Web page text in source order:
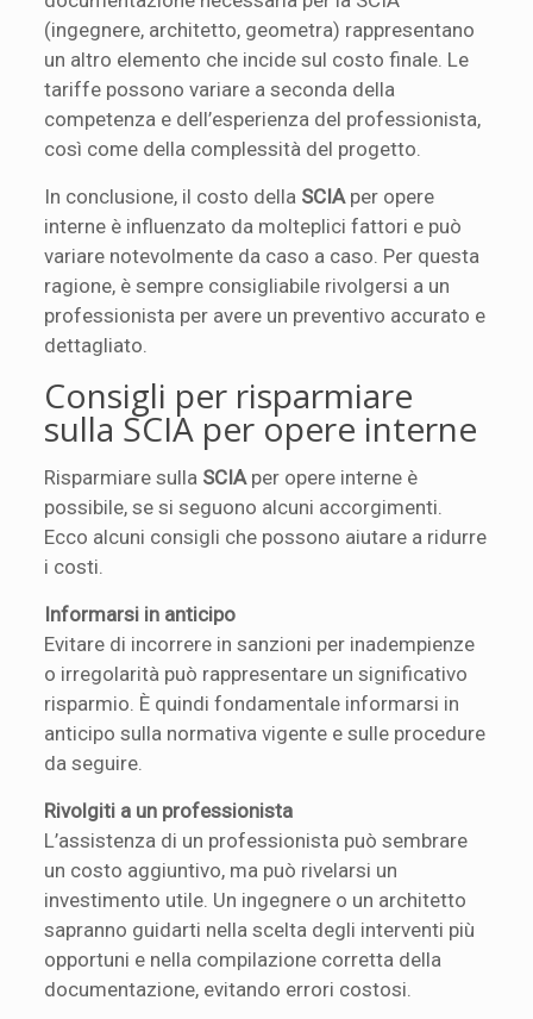
(ingegnere, architetto, geometra) rappresentano
un altro elemento che incide sul costo finale. Le
tariffe possono variare a seconda della
competenza e dell’esperienza del professionista,
così come della complessità del progetto.
In conclusione, il costo della SCIA per opere
interne è influenzato da molteplici fattori e può
variare notevolmente da caso a caso. Per questa
ragione, è sempre consigliabile rivolgersi a un
professionista per avere un preventivo accurato e
dettagliato.
Consigli per risparmiare
sulla SCIA per opere interne
Risparmiare sulla SCIA per opere interne è
possibile, se si seguono alcuni accorgimenti.
Ecco alcuni consigli che possono aiutare a ridurre
i costi.
Informarsi in anticipo
Evitare di incorrere in sanzioni per inadempienze
o irregolarità può rappresentare un significativo
risparmio. È quindi fondamentale informarsi in
anticipo sulla normativa vigente e sulle procedure
da seguire.
Rivolgiti a un professionista
L’assistenza di un professionista può sembrare
un costo aggiuntivo, ma può rivelarsi un
investimento utile. Un ingegnere o un architetto
sapranno guidarti nella scelta degli interventi più
opportuni e nella compilazione corretta della
documentazione, evitando errori costosi.